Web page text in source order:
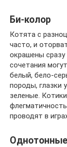
Би-колор
Котята с
часто, и
окрашены
сочетания
белый, бело-
породы, глазки
зеленые.
проводят в